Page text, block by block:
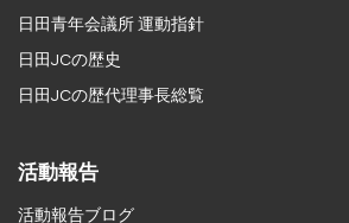
日田青年会議所 運動指針
日田JCの歴史
日田JCの歴代理事長総覧
活動報告
活動報告ブログ